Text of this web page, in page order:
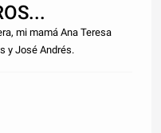
mi mamá Ana Teresa
y José Andrés.